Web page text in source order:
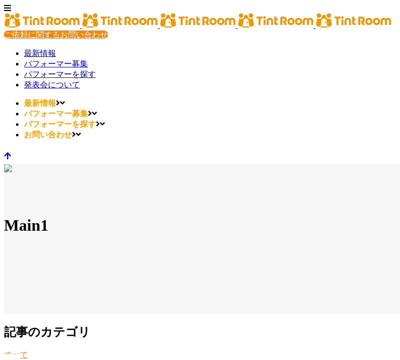
ご依頼に関するお問い合わせ
最新情報
パフォーマー募集
パフォーマーを探す
発表会について
最新情報
パフォーマー募集
パフォーマーを探す
お問い合わせ
Main1
記事のカテゴリ
すべて